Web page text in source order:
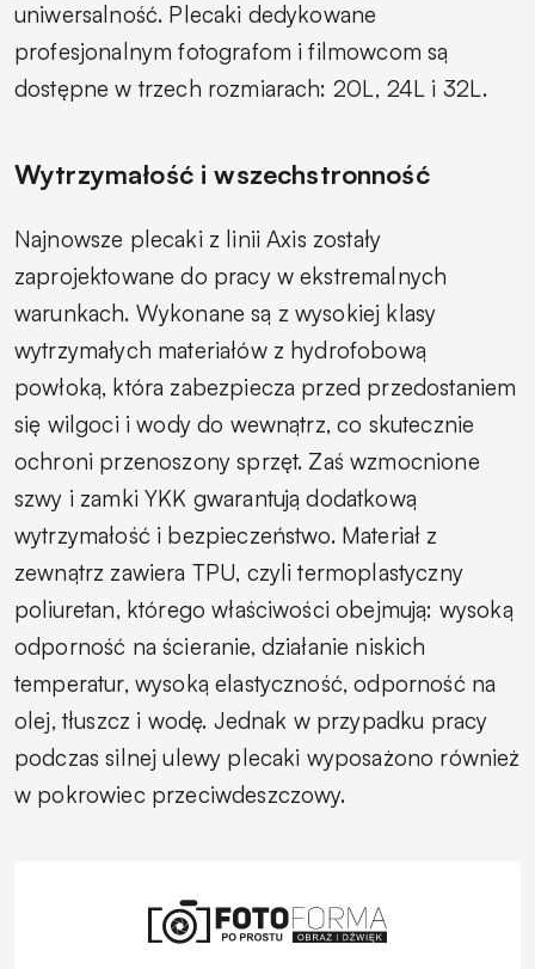
uniwersalność. Plecaki dedykowane
profesjonalnym fotografom i filmowcom są
dostępne w trzech rozmiarach: 20L, 24L i 32L.
Wytrzymałość i wszechstronność
Najnowsze plecaki z linii Axis zostały
zaprojektowane do pracy w ekstremalnych
warunkach. Wykonane są z wysokiej klasy
wytrzymałych materiałów z hydrofobową
powłoką, która zabezpiecza przed przedostaniem
się wilgoci i wody do wewnątrz, co skutecznie
ochroni przenoszony sprzęt. Zaś wzmocnione
szwy i zamki YKK gwarantują dodatkową
wytrzymałość i bezpieczeństwo. Materiał z
zewnątrz zawiera TPU, czyli termoplastyczny
poliuretan, którego właściwości obejmują: wysoką
odporność na ścieranie, działanie niskich
temperatur, wysoką elastyczność, odporność na
olej, tłuszcz i wodę. Jednak w przypadku pracy
podczas silnej ulewy plecaki wyposażono również
w pokrowiec przeciwdeszczowy.